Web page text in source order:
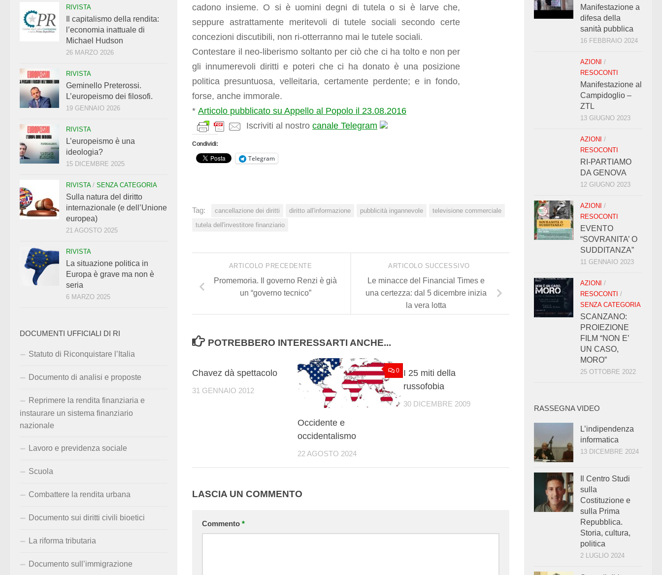
cadono insieme. O si è uomini degni di tutela o si è larve che,
seppure astrattamente meritevoli di tutele sociali secondo certe
concezioni discutibili, non ri-otterranno mai le tutele sociali.
Contestare il neo-liberismo soltanto per ciò che ci ha tolto e non per
gli innumerevoli diritti e poteri che ci ha donato è una posizione
politica presuntuosa, velleitaria, certamente perdente; e in fondo,
forse, anche immorale.
* Articolo pubblicato su Appello al Popolo il 23.08.2016
Iscriviti al nostro canale Telegram
Condividi:
Telegram
Tag: cancellazione dei diritti diritto all'informazione pubblicità ingannevole
televisione commerciale
tutela dell'investitore finanziario
ARTICOLO SUCCESSIVO
Le minacce del Financial Times e
una certezza: dal 5 dicembre inizia
la vera lotta
ARTICOLO PRECEDENTE
Promemoria. Il governo Renzi è già
un “governo tecnico”
POTREBBERO INTERESSARTI ANCHE...
Chavez dà spettacolo
31 GENNAIO 2012
0
Occidente e
occidentalismo
22 AGOSTO 2024
I 25 miti della
russofobia
30 DICEMBRE 2009
LASCIA UN COMMENTO
Commento *
RIVISTA
Il capitalismo della rendita:
l’economia inattuale di
Michael Hudson
26 MARZO 2026
RIVISTA
Geminello Preterossi.
L’europeismo dei filosofi.
19 GENNAIO 2026
RIVISTA
L’europeismo è una
ideologia?
15 DICEMBRE 2025
RIVISTA/ SENZA CATEGORIA
Sulla natura del diritto
internazionale (e dell’Unione
europea)
21 AGOSTO 2025
RIVISTA
La situazione politica in
Europa è grave ma non è
seria
6 MARZO 2025
DOCUMENTI UFFICIALI DI RI
Statuto di Riconquistare l’Italia
Documento di analisi e proposte
Reprimere la rendita finanziaria e
instaurare un sistema finanziario
nazionale
Lavoro e previdenza sociale
Scuola
Combattere la rendita urbana
Documento sui diritti civili bioetici
La riforma tributaria
Documento sull’immigrazione
Manifestazione a
difesa della
sanità pubblica
16 FEBBRAIO 2024
AZIONI /
RESOCONTI
Manifestazione al
Campidoglio –
ZTL
13 GIUGNO 2023
AZIONI /
RESOCONTI
RI-PARTIAMO
DA GENOVA
12 GIUGNO 2023
AZIONI /
RESOCONTI
EVENTO
“SOVRANITA’ O
SUDDITANZA”
11 GENNAIO 2023
AZIONI /
RESOCONTI /
SENZA CATEGORIA
SCANZANO:
PROIEZIONE
FILM “NON E’
UN CASO,
MORO”
25 OTTOBRE 2022
RASSEGNA VIDEO
L’indipendenza
informatica
13 DICEMBRE 2024
Il Centro Studi
sulla
Costituzione e
sulla Prima
Repubblica.
Storia, cultura,
politica
2 LUGLIO 2024